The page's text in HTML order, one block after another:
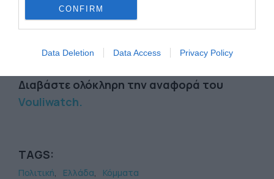
CONFIRM
Data Deletion Data Access Privacy Policy
• Διαφάνεια με τη δημοσίευση των
οικονομικών στοιχείων.
• Καμία ανοχή σε συστηματική παραβίαση
νόμων χωρίς συνέπειες
Διαβάστε ολόκληρη την αναφορά του
Vouliwatch.
TAGS:
Πολιτική Ελλάδα Κόμματα